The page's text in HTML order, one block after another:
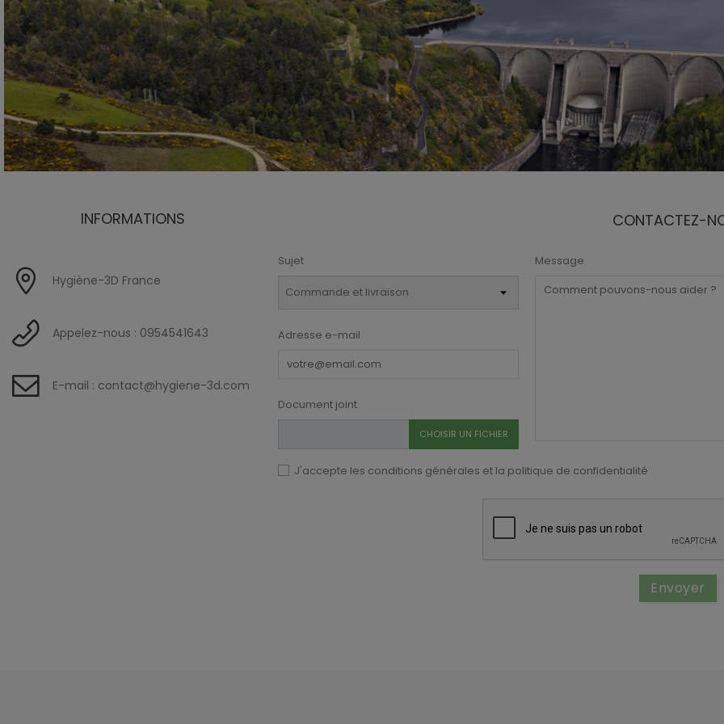
INFORMATIONS
Hygiène-3D France
Appelez-nous : 0954541643
E-mail : contact@hygiene-3d.com
CONTACTEZ-
Sujet Message
Adresse e-mail
Document joint
CHOISIR UN FICHIER
J'accepte les conditions générales et la politique de confidentialité